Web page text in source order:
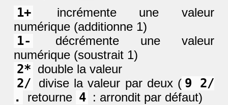
1+
incrémente une valeur
numérique (additionne 1)
1-
décrémente une valeur
numérique (soustrait 1)
2* double la valeur
2/ divise la valeur par deux ( 9 2/
.
retourne 4 : arrondit par défaut)